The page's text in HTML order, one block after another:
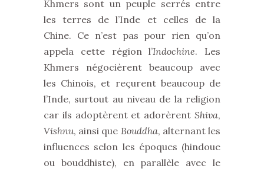
Khmers sont un peuple serrés entre
les terres de l’Inde et celles de la
Chine. Ce n’est pas pour rien qu’on
appela cette région l’Indochine. Les
Khmers négocièrent beaucoup avec
les Chinois, et reçurent beaucoup de
l’Inde, surtout au niveau de la religion
car ils adoptèrent et adorèrent Shiva,
Vishnu, ainsi que Bouddha, alternant les
influences selon les époques (hindoue
ou bouddhiste), en parallèle avec le